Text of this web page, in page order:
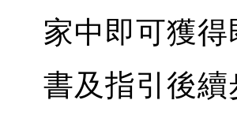
家中即可獲
書及指引後